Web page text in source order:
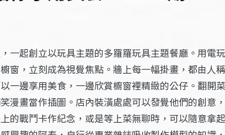
一起創立以玩具主題的多羅羅玩具主題餐廳。用電
窗，立刻成為視覺焦點。牆上每一幅掛畫，都由人
一邊享用美食，一邊欣賞櫥窗裡精緻的公仔。翻開
漫畫當作插圖。店內裝潢處處可以發覺他們的創意
的戰鬥卡作紀念，或是等上菜無聊時，可以隨意拿